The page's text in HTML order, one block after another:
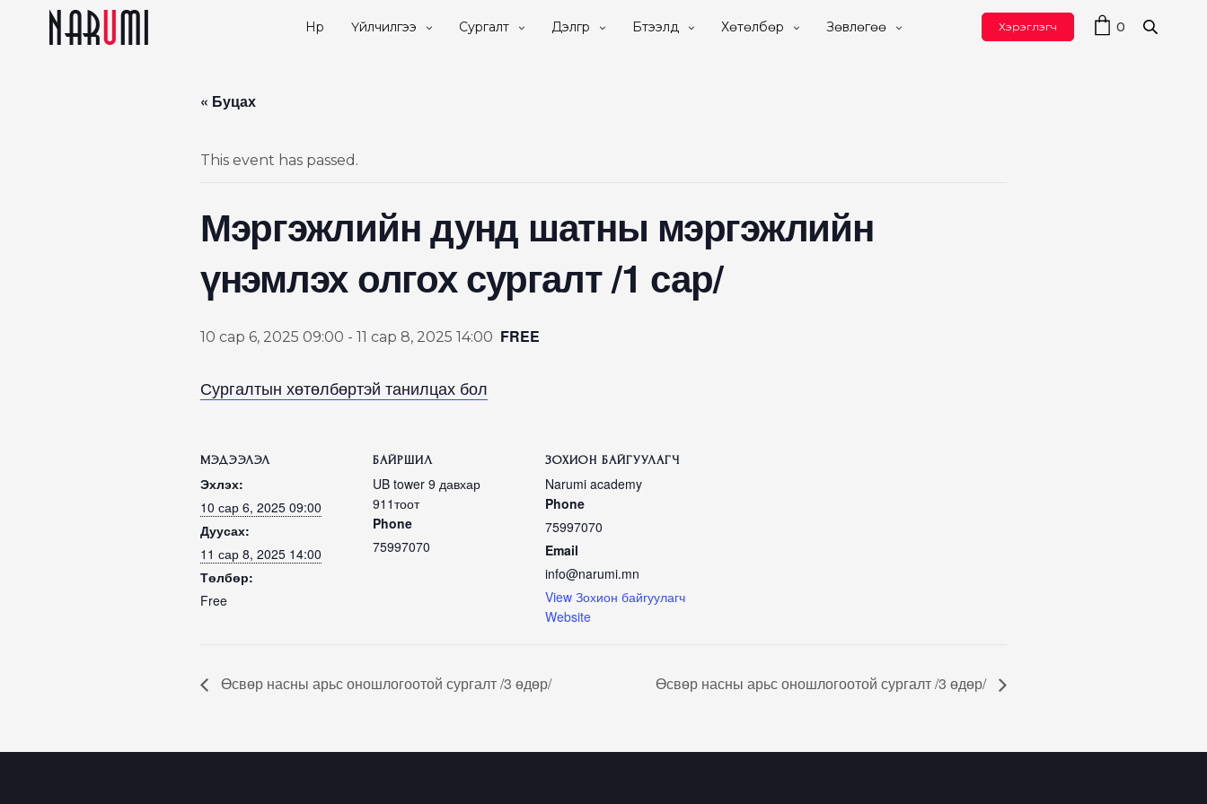
Нүүр Үйлчилгээ Сургалт Дэлгүүр Бүтээлүүд Хөтөлбөр Зөвлөгөө Хэрэглэгч 0
« Буцах
This event has passed.
Мэргэжлийн дунд шатны мэргэжлийн
үнэмлэх олгох сургалт /1 сар/
10 сар 6, 2025 09:00 - 11 сар 8, 2025 14:00 FREE
Сургалтын хөтөлбөртэй танилцах бол
МЭДЭЭЛЭЛ
Эхлэх:
10 сар 6, 2025 09:00
Дуусах:
11 сар 8, 2025 14:00
Төлбөр:
Free
БАЙРШИЛ
UB tower 9 давхар
911тоот
Phone
75997070
ЗОХИОН БАЙГУУЛАГЧ
Narumi academy
Phone
75997070
Email
info@narumi.mn
View Зохион байгуулагч
Website
Өсвөр насны арьс оношлогоотой сургалт /3 өдөр/ Өсвөр насны арьс оношлогоотой сургалт /3 өдөр/